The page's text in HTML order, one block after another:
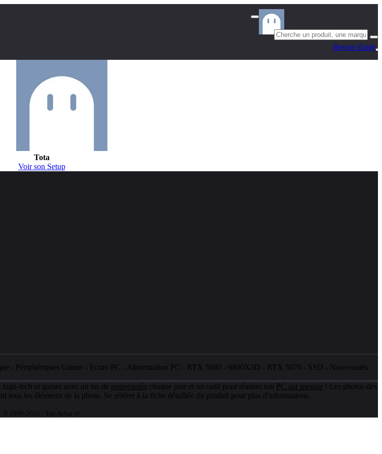
Besoin d'aide
Tota
Voir son Setup
- Périphériques Gamer - Ecran PC - Alimentation PC - RTX 5080 - 9800X3D - RTX 5070 - SSD - Nouveautés
tech et gamer avec un tas de nouveautés chaque jour et un outil pour réaliser ton PC sur mesure ! Les photos des
tous les éléments de la photo. Se référer à la fiche détaillée du produit pour plus d'informations.
© 1999-2026 / Top Achat @